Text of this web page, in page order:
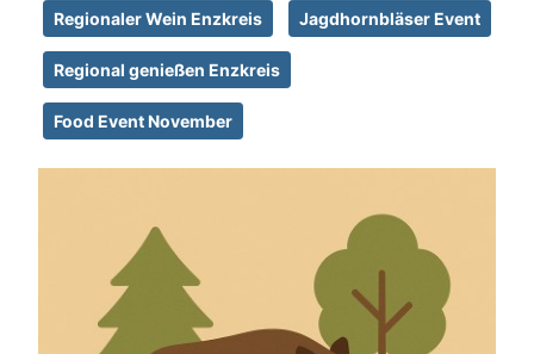
Regionaler Wein Enzkreis Jagdhornbläser Event
Regional genießen Enzkreis
Food Event November